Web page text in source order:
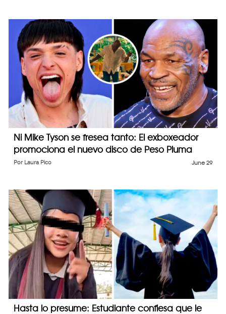
Ni Mike Tyson se fresea tanto: El exboxeador
promociona el nuevo disco de Peso Pluma
June 29
Por Laura Pico
Hasta lo presume: Estudiante confiesa que le